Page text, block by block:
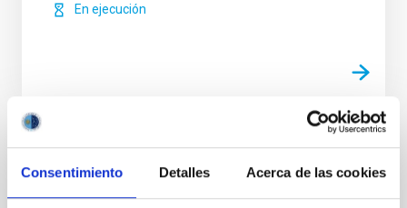
Consentimiento Detalles Acerca de las cookies
En ejecución
TIPO
CON ÁRBITRO